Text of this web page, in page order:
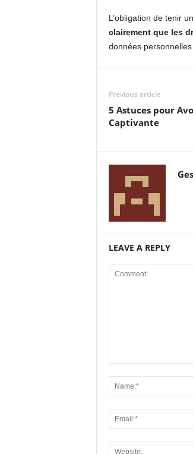
L’obligation de tenir
clairement que les
données
Previous article
5 Astuces pour
Captivante
LEAVE A REPLY